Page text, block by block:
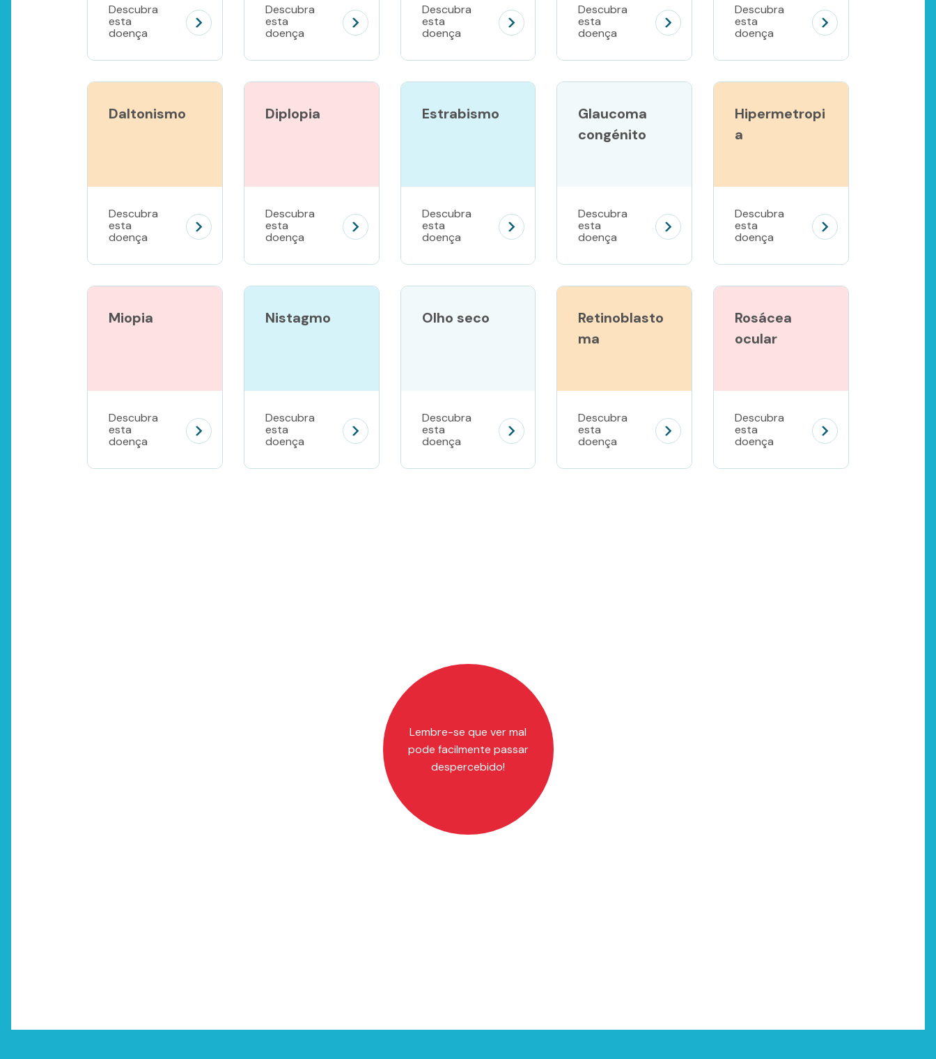
Descubra
esta
doença
Descubra
esta
doença
Descubra
esta
doença
Descubra
esta
doença
Descubra
esta
doença
Descubra
esta
doença
Daltonismo
Descubra
esta
doença
Diplopia
Descubra
esta
doença
Estrabismo
Descubra
esta
doença
Glaucoma
congénito
Descubra
esta
doença
Hipermetropi
a
Descubra
esta
doença
Miopia
Descubra
esta
doença
Nistagmo
Descubra
esta
doença
Olho seco
Descubra
esta
doença
Retinoblasto
ma
Descubra
esta
doença
Rosácea
ocular
Lembre-se que ver mal
pode facilmente passar
despercebido!